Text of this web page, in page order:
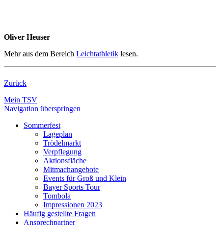
Oliver Heuser
Mehr aus dem Bereich Leichtathletik lesen.
Zurück
Mein TSV
Navigation überspringen
Sommerfest
Lageplan
Trödelmarkt
Verpflegung
Aktionsfläche
Mitmachangebote
Events für Groß und Klein
Bayer Sports Tour
Tombola
Impressionen 2023
Häufig gestellte Fragen
Ansprechpartner